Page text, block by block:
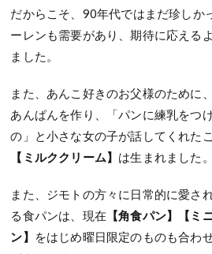
だからこそ、90年代ではまだ珍しか
ーレンも需要があり、期待に応える
ました。
また、あんこ好きのお父様のために
あんぱんを作り、「パンに練乳をつ
の」と小さな女の子が話してくれた
【ミルククリーム】 は生まれました。
また、ジモトの方々に日常的に愛さ
る食パンは、現在 【角食パン】【ミ
ン】
をはじめ曜日限定のものも合わ